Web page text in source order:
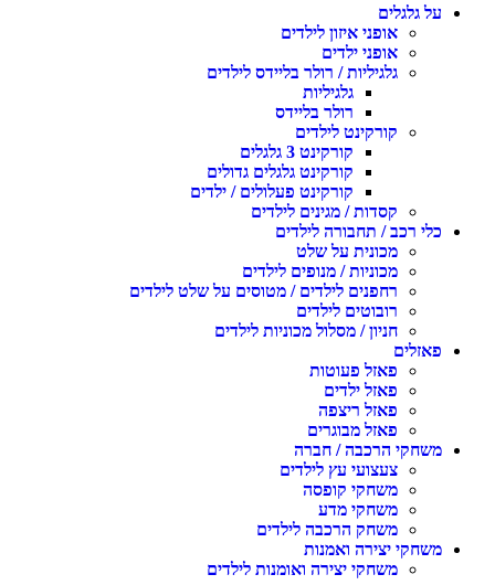
על גלגלים
אופני איזון לילדים
אופני ילדים
גלגיליות / רולר בליידס לילדים
גלגיליות
רולר בליידס
קורקינט לילדים
קורקינט 3 גלגלים
קורקינט גלגלים גדולים
קורקינט פעלולים / ילדים
קסדות / מגינים לילדים
כלי רכב / תחבורה לילדים
מכונית על שלט
מכוניות / מנופים לילדים
רחפנים לילדים / מטוסים על שלט לילדים
רובוטים לילדים
חניון / מסלול מכוניות לילדים
פאזלים
פאזל פעוטות
פאזל ילדים
פאזל ריצפה
פאזל מבוגרים
משחקי הרכבה / חברה
צעצועי עץ לילדים
משחקי קופסה
משחקי מדע
משחק הרכבה לילדים
משחקי יצירה ואמנות
משחקי יצירה ואומנות לילדים